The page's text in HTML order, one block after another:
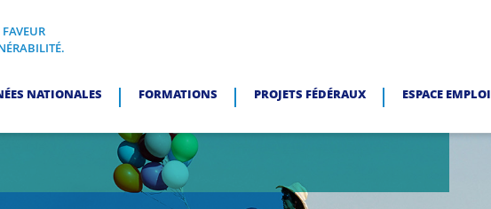
EN FAVEUR DES PERSONNES EN SITUATION DE VULNÉRABILITÉ.
NATIONALES FORMATIONS PROJETS FÉDÉRAUX ESPACE EMPLOI